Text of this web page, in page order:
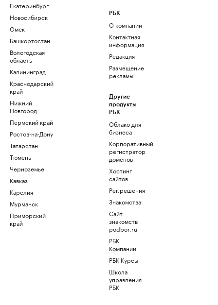
Екатеринбург
Новосибирск
Омск
Башкортостан
Вологодская
область
Калининград
Краснодарский
край
Нижний
Новгород
Пермский край
Ростов-на-Дону
Татарстан
Тюмень
Черноземье
Кавказ
Карелия
Мурманск
Приморский
край
РБК
О компании
Контактная
информация
Редакция
Размещение
рекламы
Другие
продукты
РБК
Облако для
бизнеса
Корпоративный
регистратор
доменов
Хостинг
сайтов
Рег.решения
Знакомства
Сайт
знакомств
podbor.ru
РБК
Компании
РБК Курсы
Школа
управления
РБК